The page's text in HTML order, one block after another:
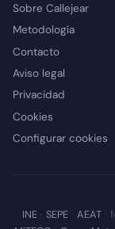
Sobre Callejear
Metodología
Contacto
Aviso legal
Privacidad
Cookies
Configurar cookies
INE· SEPE· AEAT·